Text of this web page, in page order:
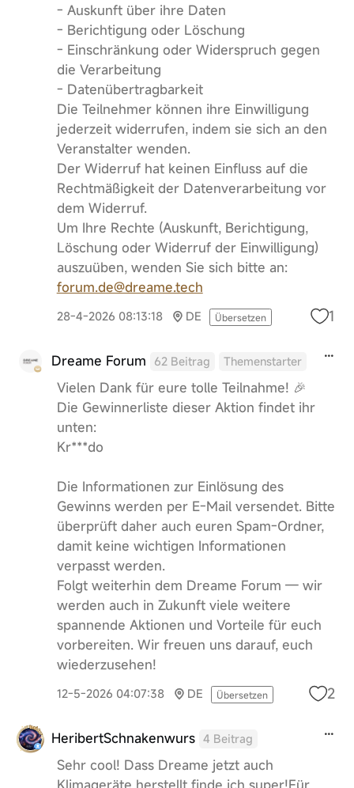
- Auskunft über ihre Daten
- Berichtigung oder Löschung
- Einschränkung oder Widerspruch gegen
die Verarbeitung
- Datenübertragbarkeit
Die Teilnehmer können ihre Einwilligung
jederzeit widerrufen, indem sie sich an den
Veranstalter wenden.
Der Widerruf hat keinen Einfluss auf die
Rechtmäßigkeit der Datenverarbeitung vor
dem Widerruf.
Um Ihre Rechte (Auskunft, Berichtigung,
Löschung oder Widerruf der Einwilligung)
auszuüben, wenden Sie sich bitte an:
forum.de@dreame.tech
28-4-2026 08:13:18 DE Übersetzen 1
Dreame Forum 62 Beitrag Themenstarter
Vielen Dank für eure tolle Teilnahme! 🎉
Die Gewinnerliste dieser Aktion findet ihr
unten:
Kr***do
Die Informationen zur Einlösung des
Gewinns werden per E-Mail versendet. Bitte
überprüft daher auch euren Spam-Ordner,
damit keine wichtigen Informationen
verpasst werden.
Folgt weiterhin dem Dreame Forum — wir
werden auch in Zukunft viele weitere
spannende Aktionen und Vorteile für euch
vorbereiten. Wir freuen uns darauf, euch
wiederzusehen!
12-5-2026 04:07:38 DE Übersetzen 2
HeribertSchnakenwurs 4 Beitrag
Sehr cool! Dass Dreame jetzt auch